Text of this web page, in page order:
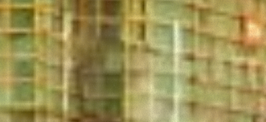
Questo sito web utilizza i cookie
“Questo sito web utilizza i cookie Il sito utilizza cookies al
fine di fornire annunci pubblicitari e contenuti personalizzati.
Cliccando sul tasto "RIFIUTA" o sulla "X" il banner verrà
chiuso e non verranno inviati cookies al di fuori di quelli
tecnici. Cliccando su "ACCETTA TUTTI" saranno